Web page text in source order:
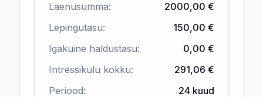
Laenusumma:
2000,00 €
Lepingutasu:
150,00 €
Igakuine haldustasu:
0,00 €
Intressikulu kokku:
291,06 €
Periood:
24 kuud